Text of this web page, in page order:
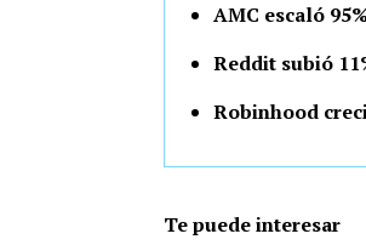
AMC escaló
Reddit subió
Robinhood
Te puede interesar